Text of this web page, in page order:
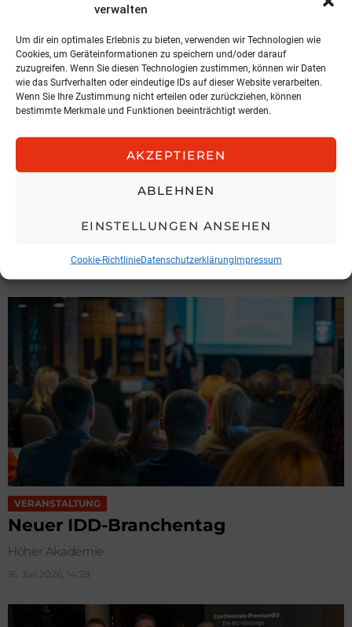
verwalten
Um dir ein optimales Erlebnis zu bieten, verwenden wir Technologien wie
Cookies, um Geräteinformationen zu speichern und/oder darauf
zuzugreifen. Wenn Sie diesen Technologien zustimmen, können wir Daten
wie das Surfverhalten oder eindeutige IDs auf dieser Website verarbeiten.
Wenn Sie Ihre Zustimmung nicht erteilen oder zurückziehen, können
bestimmte Merkmale und Funktionen beeinträchtigt werden.
AKZEPTIEREN
ABLEHNEN
EINSTELLUNGEN ANSEHEN
Cookie-RichtlinieDatenschutzerklärungImpressum
Vertrieb neu gedacht:
16. Juli 2026, 16:16
VERANSTALTUNG
Neuer IDD-Branchentag
Höher Akademie
16. Juli 2026, 14:28